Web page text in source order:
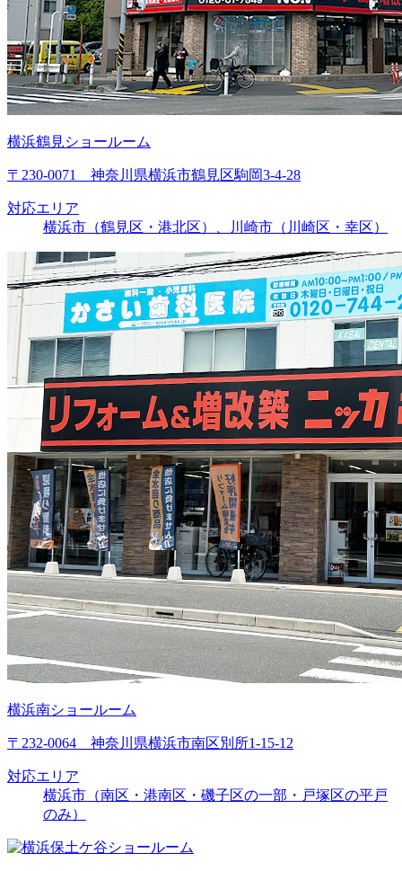
横浜鶴見ショールーム
〒230-0071 神奈川県横浜市鶴見区駒岡3-4-28
対応エリア
横浜市（鶴見区・港北区）、川崎市（川崎区・幸区）
横浜南ショールーム
〒232-0064 神奈川県横浜市南区別所1-15-12
対応エリア
横浜市（南区・港南区・磯子区の一部・戸塚区の平戸
のみ）